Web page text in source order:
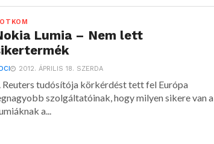
Lumia – Nem lett
2012. ÁPRILIS 18. SZERDA
Reuters tudósítója körkérdést tett fel Európa
szolgáltatóinak, hogy milyen sikere van a
a...